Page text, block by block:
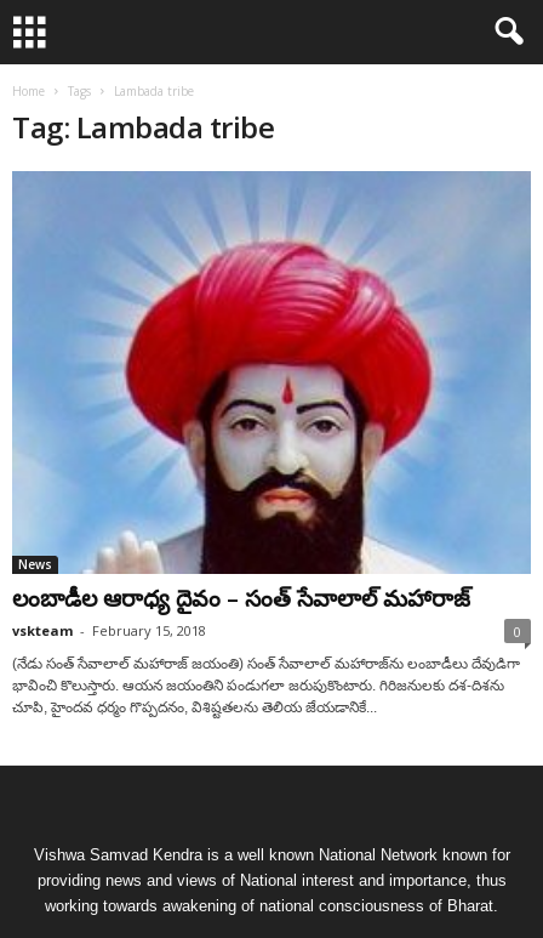
Home Tags Lambada tribe
Tag: Lambada tribe
News
లంబాడీల ఆరాధ్య‌ దైవం – సంత్ సేవాలాల్ మహారాజ్‌
vskteam - February 15, 2018 0
(నేడు సంత్ సేవాలాల్ మహారాజ్ జ‌యంతి) సంత్ సేవాలాల్ మహారాజ్‌ను లంబాడీలు దేవుడిగా
భావించి కొలుస్తారు. ఆయన జ‌యంతిని పండుగలా జ‌రుపుకొంటారు. గిరిజ‌నుల‌కు ద‌శ‌-దిశ‌ను
చూపి, హైందవ ధ‌ర్మం గొప్ప‌ద‌నం, విశిష్ట‌తల‌ను తెలియ‌ జేయడానికే...
Vishwa Samvad Kendra is a well known National Network known for
providing news and views of National interest and importance, thus
working towards awakening of national consciousness of Bharat.